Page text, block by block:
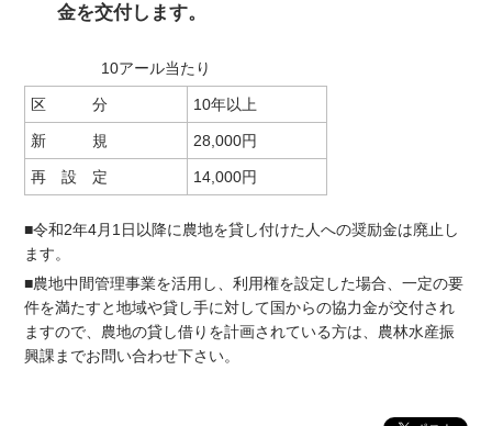
金を交付します。
10アール当たり
区 分 10年以上
新 規 28,000円
再 設 定 14,000円
■令和2年4月1日以降に農地を貸し付けた人への奨励金は廃止し
ます。
■農地中間管理事業を活用し、利用権を設定した場合、一定の要
件を満たすと地域や貸し手に対して国からの協力金が交付され
ますので、農地の貸し借りを計画されている方は、農林水産振
興課までお問い合わせ下さい。